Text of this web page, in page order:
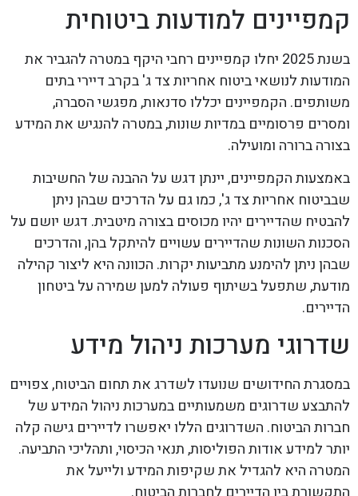
קמפיינים למודעות ביטוחית
בשנת 2025 יחלו קמפיינים רחבי היקף במטרה להגביר את
המודעות לנושאי ביטוח אחריות צד ג' בקרב דיירי בתים
משותפים. הקמפיינים יכללו סדנאות, מפגשי הסברה,
ומסרים פרסומיים במדיות שונות, במטרה להנגיש את המידע
בצורה ברורה ומועילה.
באמצעות הקמפיינים, יינתן דגש על ההבנה של החשיבות
שבביטוח אחריות צד ג', כמו גם על הדרכים שבהן ניתן
להבטיח שהדיירים יהיו מכוסים בצורה מיטבית. דגש יושם על
הסכנות השונות שהדיירים עשויים להיתקל בהן, והדרכים
שבהן ניתן להימנע מתביעות יקרות. הכוונה היא ליצור קהילה
מודעת, שתפעל בשיתוף פעולה למען שמירה על ביטחון
הדיירים.
שדרוגי מערכות ניהול מידע
במסגרת החידושים שנועדו לשדרג את תחום הביטוח, צפויים
להתבצע שדרוגים משמעותיים במערכות ניהול המידע של
חברות הביטוח. השדרוגים הללו יאפשרו לדיירים גישה קלה
יותר למידע אודות הפוליסות, תנאי הכיסוי, ותהליכי התביעה.
המטרה היא להגדיל את שקיפות המידע ולייעל את